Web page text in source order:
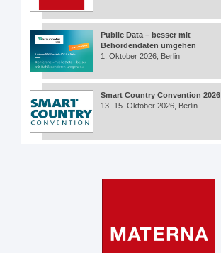
Public Data – besser mit
Behördendaten umgehen
1. Oktober 2026, Berlin
Smart Country Convention 2026
13.-15. Oktober 2026, Berlin